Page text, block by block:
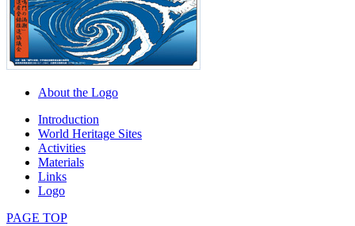
About the Logo
Introduction
World Heritage Sites
Activities
Materials
Links
Logo
PAGE TOP